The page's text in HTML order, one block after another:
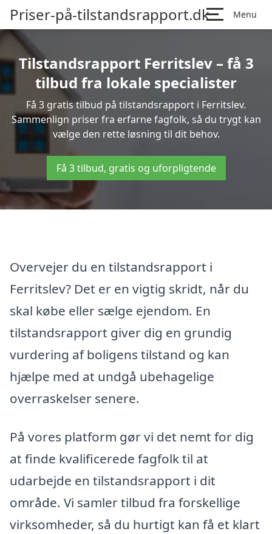
Priser-på-tilstandsrapport.dk Menu
Tilstandsrapport Ferritslev – få 3
tilbud fra lokale specialister
Få 3 gratis tilbud på tilstandsrapport i Ferritslev.
Sammenlign priser fra erfarne fagfolk, så du trygt kan
vælge den rette løsning til dit behov.
Få 3 tilbud, gratis og uforpligtende
Overvejer du en tilstandsrapport i
Ferritslev? Det er en vigtig skridt, når du
skal købe eller sælge ejendom. En
tilstandsrapport giver dig en grundig
vurdering af boligens tilstand og kan
hjælpe med at undgå ubehagelige
overraskelser senere.
På vores platform gør vi det nemt for dig
at finde kvalificerede fagfolk til at
udarbejde en tilstandsrapport i dit
område. Vi samler tilbud fra forskellige
virksomheder, så du hurtigt kan få et klart